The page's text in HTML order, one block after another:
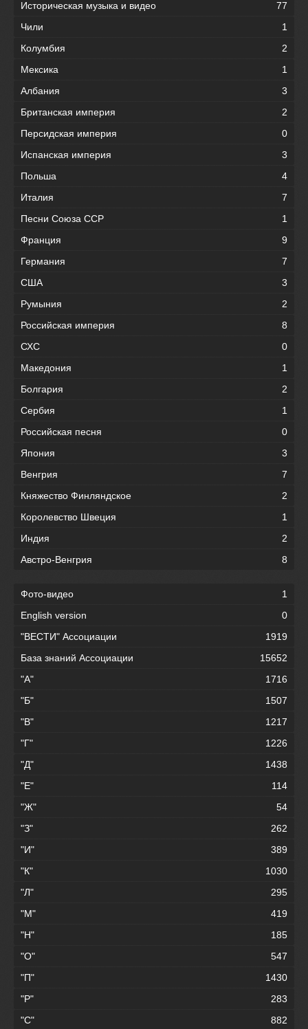
Историческая музыка и видео
77
Чили
1
Колумбия
2
Мексика
1
Албания
3
Британская империя
2
Персидская империя
0
Испанская империя
3
Польша
4
Италия
7
Песни Союза ССР
1
Франция
9
Германия
7
США
3
Румыния
2
Российская империя
8
СХС
0
Македония
1
Болгария
2
Сербия
1
Российская песня
0
Япония
3
Венгрия
7
Княжество Финляндское
2
Королевство Швеция
1
Индия
2
Австро-Венгрия
8
Фото-видео
1
English version
0
"ВЕСТИ" Ассоциации
1919
База знаний Ассоциации
15652
"А"
1716
"Б"
1507
"В"
1217
"Г"
1226
"Д"
1438
"Е"
114
"Ж"
54
"З"
262
"И"
389
"К"
1030
"Л"
295
"М"
419
"Н"
185
"О"
547
"П"
1430
"Р"
283
"С"
882